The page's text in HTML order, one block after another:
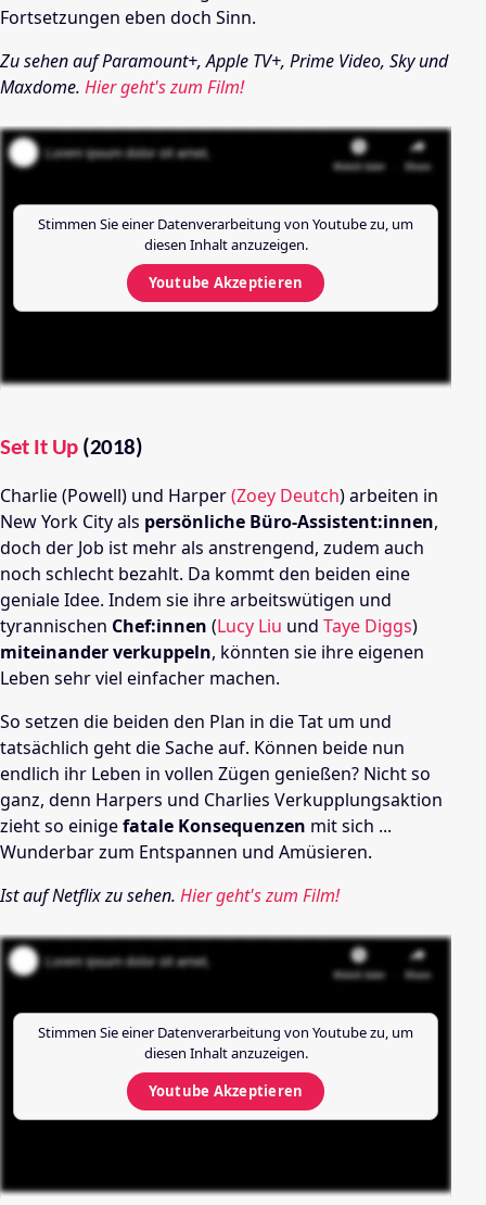
Fortsetzungen eben doch Sinn.
Zu sehen auf Paramount+, Apple TV+, Prime Video, Sky und
Maxdome. Hier geht's zum Film!
Stimmen Sie einer Datenverarbeitung von Youtubezu, um
diesen Inhalt anzuzeigen.
Youtube Akzeptieren
Set It Up(2018)
Charlie (Powell) und Harper(Zoey Deutch) arbeiten in
New York City als persönliche Büro-Assistent:innen,
doch der Job ist mehr als anstrengend, zudem auch
noch schlecht bezahlt. Da kommt den beiden eine
geniale Idee. Indem sie ihre arbeitswütigen und
tyrannischen Chef:innen (Lucy Liu und Taye Diggs)
miteinander verkuppeln, könnten sie ihre eigenen
Leben sehr viel einfacher machen.
So setzen die beiden den Plan in die Tat um und
tatsächlich geht die Sache auf. Können beide nun
endlich ihr Leben in vollen Zügen genießen? Nicht so
ganz, denn Harpers und Charlies Verkupplungsaktion
zieht so einigefatale Konsequenzen mit sich ...
Wunderbar zum Entspannen und Amüsieren.
Ist auf Netflix zu sehen. Hier geht's zum Film!
Stimmen Sie einer Datenverarbeitung von Youtubezu, um
diesen Inhalt anzuzeigen.
Youtube Akzeptieren